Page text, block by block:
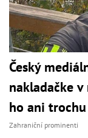
Český
nakladačke
ho ani
Zahraniční prominenti